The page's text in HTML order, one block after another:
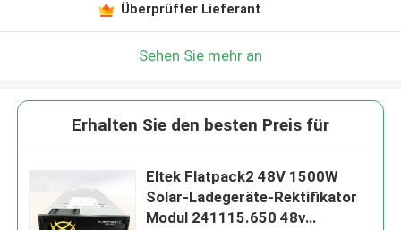
Überprüfter Lieferant
Sehen Sie mehr an
Erhalten Sie den besten Preis für
Eltek Flatpack2 48V 1500W
Solar-Ladegeräte-Rektifikator
Modul 241115.650 48v